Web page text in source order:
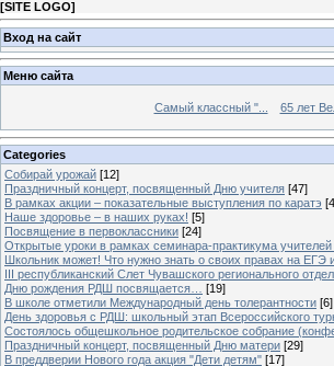
[SITE LOGO]
Вход на сайт
Меню сайта
Самый классный "... 65 лет
Categories
Собирай урожай [12]
Праздничный концерт, посвященный Дню учителя [47]
В рамках акции – показательные выступления по каратэ
Наше здоровье – в наших руках! [5]
Посвящение в первоклассники [24]
Открытые уроки в рамках семинара-практикума учителей
Школьник может! Что нужно знать о своих правах на ЕГЭ
III республиканский Слет Чувашского регионального
Дню рождения РДШ посвящается…
[19]
В школе отметили Международный день толерантности [6]
День здоровья с РДШ: школьный этап Всероссийского
Состоялось общешкольное родительское собрание
Праздничный концерт, посвященный Дню матери [29]
В преддверии Нового года акция "Дети детям" [17]